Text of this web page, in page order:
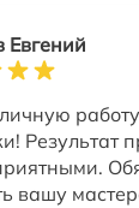
Евгений
Результат
вашу